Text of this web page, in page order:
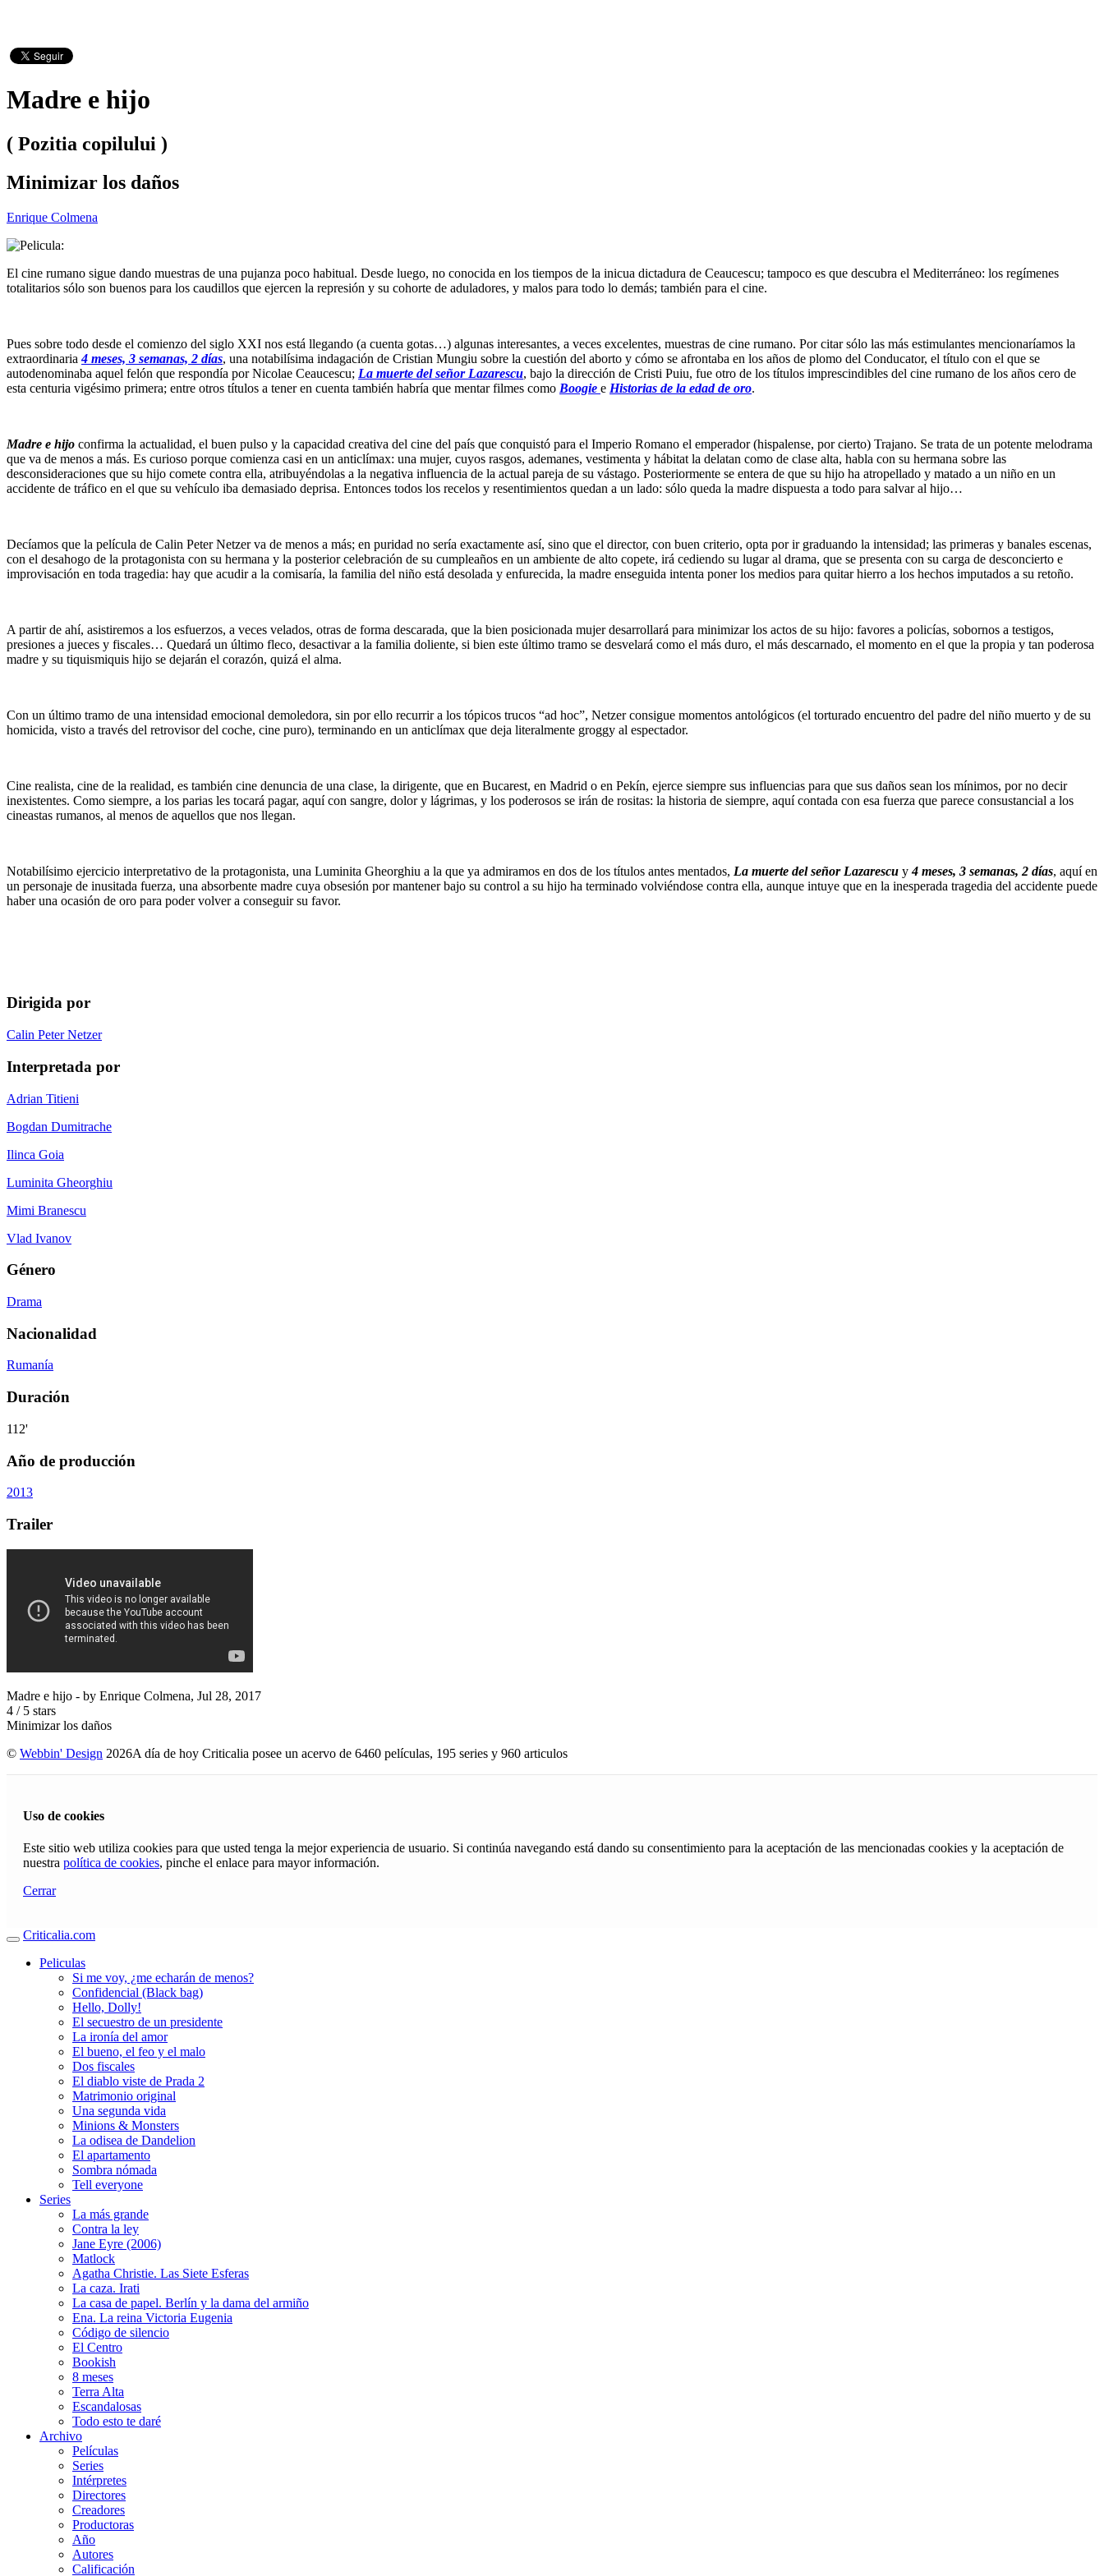
Madre e hijo
( Pozitia copilului )
Minimizar los daños
Enrique Colmena
El cine rumano sigue dando muestras de una pujanza poco habitual. Desde luego, no conocida en los tiempos de la inicua dictadura de Ceaucescu; tampoco es que descubra el Mediterráneo: los regímenes
totalitarios sólo son buenos para los caudillos que ejercen la represión y su cohorte de aduladores, y malos para todo lo demás; también para el cine.
Pues sobre todo desde el comienzo del siglo XXI nos está llegando (a cuenta gotas…) algunas interesantes, a veces excelentes, muestras de cine rumano. Por citar sólo las más estimulantes mencionaríamos la
extraordinaria4 meses, 3 semanas, 2 días, una notabilísima indagación de Cristian Mungiu sobre la cuestión del aborto y cómo se afrontaba en los años de plomo del Conducator, el título con el que se
autodenominaba aquel felón que respondía por Nicolae Ceaucescu; La muerte del señor Lazarescu, bajo la dirección de Cristi Puiu, fue otro de los títulos imprescindibles del cine rumano de los años cero de
esta centuria vigésimo primera; entre otros títulos a tener en cuenta también habría que mentar filmes como Boogie e Historias de la edad de oro.
Madre e hijo confirma la actualidad, el buen pulso y la capacidad creativa del cine del país que conquistó para el Imperio Romano el emperador (hispalense, por cierto) Trajano. Se trata de un potente melodrama
que va de menos a más. Es curioso porque comienza casi en un anticlímax: una mujer, cuyos rasgos, ademanes, vestimenta y hábitat la delatan como de clase alta, habla con su hermana sobre las
desconsideraciones que su hijo comete contra ella, atribuyéndolas a la negativa influencia de la actual pareja de su vástago. Posteriormente se entera de que su hijo ha atropellado y matado a un niño en un
accidente de tráfico en el que su vehículo iba demasiado deprisa. Entonces todos los recelos y resentimientos quedan a un lado: sólo queda la madre dispuesta a todo para salvar al hijo…
Decíamos que la película de Calin Peter Netzer va de menos a más; en puridad no sería exactamente así, sino que el director, con buen criterio, opta por ir graduando la intensidad; las primeras y banales escenas,
con el desahogo de la protagonista con su hermana y la posterior celebración de su cumpleaños en un ambiente de alto copete, irá cediendo su lugar al drama, que se presenta con su carga de desconcierto e
improvisación en toda tragedia: hay que acudir a la comisaría, la familia del niño está desolada y enfurecida, la madre enseguida intenta poner los medios para quitar hierro a los hechos imputados a su retoño.
A partir de ahí, asistiremos a los esfuerzos, a veces velados, otras de forma descarada, que la bien posicionada mujer desarrollará para minimizar los actos de su hijo: favores a policías, sobornos a testigos,
presiones a jueces y fiscales… Quedará un último fleco, desactivar a la familia doliente, si bien este último tramo se desvelará como el más duro, el más descarnado, el momento en el que la propia y tan poderosa
madre y su tiquismiquis hijo se dejarán el corazón, quizá el alma.
Con un último tramo de una intensidad emocional demoledora, sin por ello recurrir a los tópicos trucos “ad hoc”, Netzer consigue momentos antológicos (el torturado encuentro del padre del niño muerto y de su
homicida, visto a través del retrovisor del coche, cine puro), terminando en un anticlímax que deja literalmente groggy al espectador.
Cine realista, cine de la realidad, es también cine denuncia de una clase, la dirigente, que en Bucarest, en Madrid o en Pekín, ejerce siempre sus influencias para que sus daños sean los mínimos, por no decir
inexistentes. Como siempre, a los parias les tocará pagar, aquí con sangre, dolor y lágrimas, y los poderosos se irán de rositas: la historia de siempre, aquí contada con esa fuerza que parece consustancial a los
cineastas rumanos, al menos de aquellos que nos llegan.
Notabilísimo ejercicio interpretativo de la protagonista, una Luminita Gheorghiu a la que ya admiramos en dos de los títulos antes mentados, La muerte del señor Lazarescu y4 meses, 3 semanas, 2 días, aquí en
un personaje de inusitada fuerza, una absorbente madre cuya obsesión por mantener bajo su control a su hijo ha terminado volviéndose contra ella, aunque intuye que en la inesperada tragedia del accidente puede
haber una ocasión de oro para poder volver a conseguir su favor.
Dirigida por
Calin Peter Netzer
Interpretada por
Adrian Titieni
Bogdan Dumitrache
Ilinca Goia
Luminita Gheorghiu
Mimi Branescu
Vlad Ivanov
Género
Drama
Nacionalidad
Rumanía
Duración
112'
Año de producción
2013
Trailer
Madre e hijo - by Enrique Colmena, Jul 28, 2017
4 / 5 stars
Minimizar los daños
© Webbin' Design 2026A día de hoy Criticalia posee un acervo de 6460 películas, 195 series y 960 articulos
Uso de cookies
Este sitio web utiliza cookies para que usted tenga la mejor experiencia de usuario. Si continúa navegando está dando su consentimiento para la aceptación de las mencionadas cookies y la aceptación de
nuestra política de cookies, pinche el enlace para mayor información.
Cerrar
Criticalia.com
Peliculas
Si me voy, ¿me echarán de menos?
Confidencial (Black bag)
Hello, Dolly!
El secuestro de un presidente
La ironía del amor
El bueno, el feo y el malo
Dos fiscales
El diablo viste de Prada 2
Matrimonio original
Una segunda vida
Minions & Monsters
La odisea de Dandelion
El apartamento
Sombra nómada
Tell everyone
Series
La más grande
Contra la ley
Jane Eyre (2006)
Matlock
Agatha Christie. Las Siete Esferas
La caza. Irati
La casa de papel. Berlín y la dama del armiño
Ena. La reina Victoria Eugenia
Código de silencio
El Centro
Bookish
8 meses
Terra Alta
Escandalosas
Todo esto te daré
Archivo
Películas
Series
Intérpretes
Directores
Creadores
Productoras
Año
Autores
Calificación